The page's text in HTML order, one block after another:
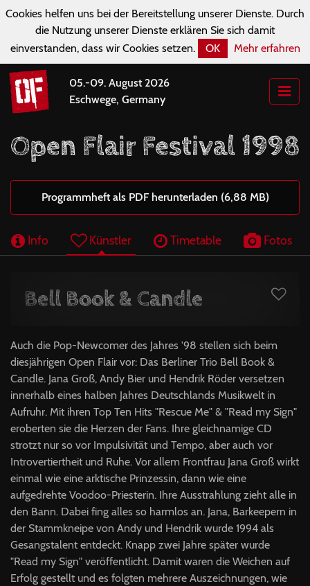
Cookies helfen uns bei der Bereitstellung unserer Dienste. Durch
die Nutzung unserer Dienste erklären Sie sich damit
einverstanden, dass wir Cookies setzen.
OK Mehr erfahren
05.-09. August 2026
Eschwege, Germany
Open Flair Festival 1998
Programmheft als PDF herunterladen (6,88 MB)
Info Künstler Timetable Fotos
Bell Book & Candle
Auch die Pop-Newcomer des Jahres '98 stellen sich beim
diesjährigen Open Flair vor: Das Berliner Trio Bell Book &
Candle. Jana Groß, Andy Bier und Hendrik Röder versetzen
innerhalb eines halben Jahres Deutschlands Musikwelt in
Aufruhr. Mit ihren Top Ten Hits "Rescue Me" & "Read my Sign"
eroberten sie die Herzen der Fans. Ihre gleichnamige CD
strotzt nur so vor Impulsivität und Tempo, aber auch vor
Introvertiertheit und Ruhe. Vor allem Frontfrau Jana Groß wirkt
einmal wie eine arktische Prinzessin, dann wie eine
aufgedrehte Voodoo-Priesterin. Ihre Ausstrahlung zieht alle in
den Bann. Dabei fing alles so harmlos an. Jana, Barkeepern in
der Stammkneipe von Andy und Hendrik wurde 1994 als
Gesangstalent entdeckt. Knapp zwei Jahre später wurde
"Read my Sign" veröffentlicht. Damit waren die Weichen auf
Erfolg gestellt und es folgten mehrere Auszeichnungen, wie